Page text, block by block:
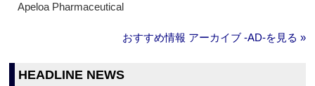
Apeloa Pharmaceutical
おすすめ情報 アーカイブ ‐AD‐を見る »
HEADLINE NEWS